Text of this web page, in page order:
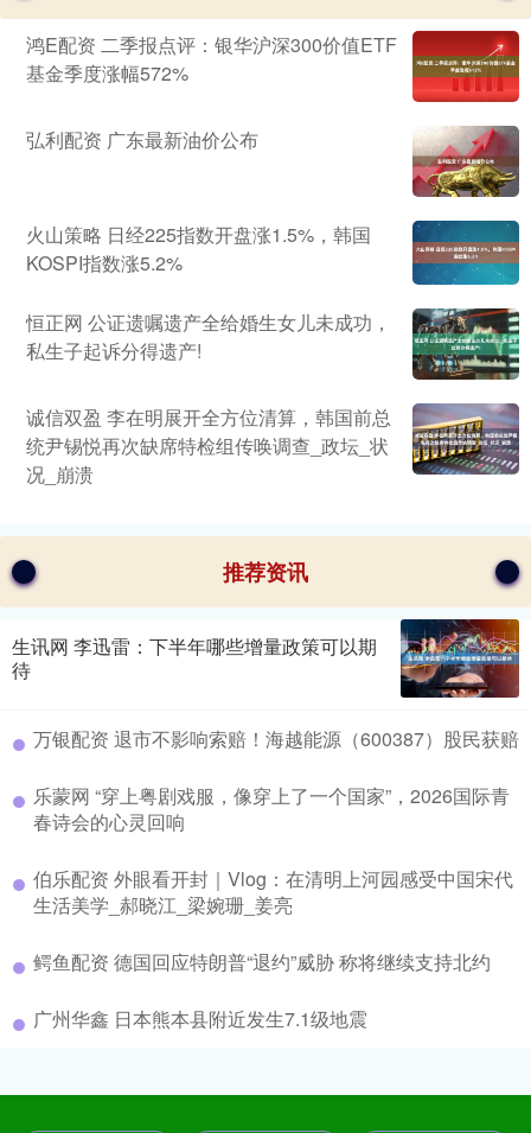
鸿E配资 二季报点评：银华沪深300价值ETF
基金季度涨幅572%
弘利配资 广东最新油价公布
火山策略 日经225指数开盘涨1.5%，韩国
KOSPI指数涨5.2%
恒正网 公证遗嘱遗产全给婚生女儿未成功，
私生子起诉分得遗产!
诚信双盈 李在明展开全方位清算，韩国前总
统尹锡悦再次缺席特检组传唤调查_政坛_状
况_崩溃
推荐资讯
生讯网 李迅雷：下半年哪些增量政策可以期
待
万银配资 退市不影响索赔！海越能源（600387）股民获赔
乐蒙网 “穿上粤剧戏服，像穿上了一个国家”，2026国际青
春诗会的心灵回响
伯乐配资 外眼看开封｜Vlog：在清明上河园感受中国宋代
生活美学_郝晓江_梁婉珊_姜亮
鳄鱼配资 德国回应特朗普“退约”威胁 称将继续支持北约
广州华鑫 日本熊本县附近发生7.1级地震